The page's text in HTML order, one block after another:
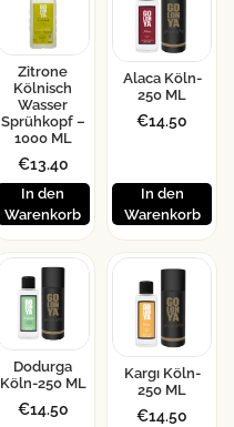
Zitrone
Kölnisch
Wasser
Sprühkopf –
1000 ML
€13.40
In den
Warenkorb
Alaca Köln-
250 ML
€14.50
In den
Warenkorb
Dodurga
Köln-250 ML
€14.50
Kargı Köln-
250 ML
€14.50